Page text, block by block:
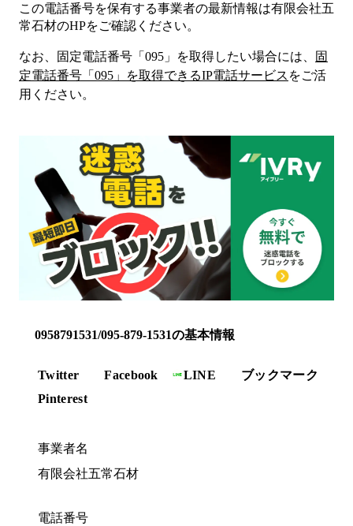
この電話番号を保有する事業者の最新情報は有限会社五
常石材のHPをご確認ください。
なお、固定電話番号「 095 」を取得したい場合には、
固
定電話番号「 095 」を取得できるIP電話サービス をご活
用ください。
0958791531/095-879-1531の基本情報
Twitter Facebook LINE
ブックマーク
Pinterest
事業者名
有限会社五常石材
電話番号